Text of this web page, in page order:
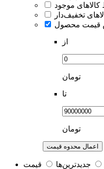
موجود
تخفیف‌دار
قیمت محصول
از
تومان
تا
تومان
اعمال محدوه قیمت
جديدترين‌ها
قيمت